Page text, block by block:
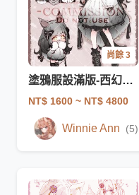
尚餘 3
塗鴉服設滿版-西幻小禮服
NT$ 1600 ~ NT$ 4800
Winnie Ann (5)